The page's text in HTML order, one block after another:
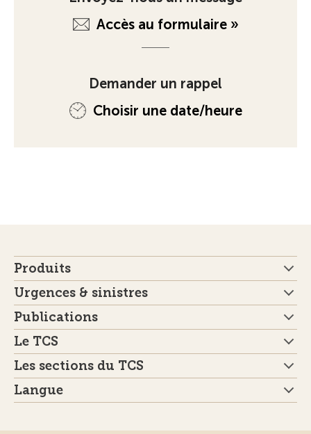
Accès au formulaire »
Demander un rappel
Choisir une date/heure
Produits
Urgences & sinistres
Publications
Le TCS
Les sections du TCS
Langue